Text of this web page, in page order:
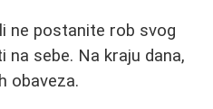
ne postanite rob svog
sebe. Na kraju dana,
obaveza.